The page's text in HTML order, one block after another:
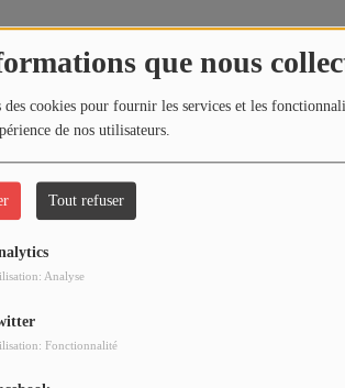
que nous
cookies pour fournir les services et les
de nos utilisateurs.
Tout refuser
Analyse
Fonctionnalité